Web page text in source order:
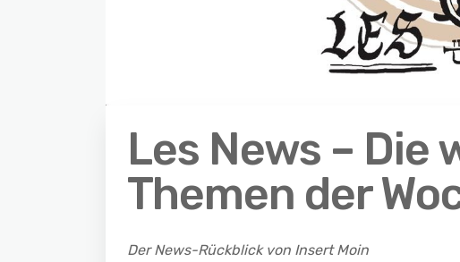
Les News –
Themen der
Der News-Rückblick von Insert Moin